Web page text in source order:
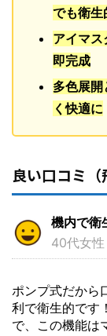
でも衛生
アイマ
即完成
多色展開
く快適に
良い口コミ（
機内で衛
40代女性
ポンプ式だから
利で衛生的です
で、この機能は